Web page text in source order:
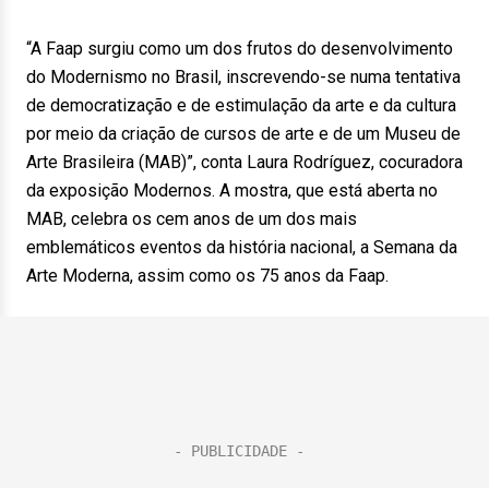
“A Faap surgiu como um dos frutos do desenvolvimento
do Modernismo no Brasil, inscrevendo-se numa tentativa
de democratização e de estimulação da arte e da cultura
por meio da criação de cursos de arte e de um Museu de
Arte Brasileira (MAB)”, conta Laura Rodríguez, cocuradora
da exposição Modernos. A mostra, que está aberta no
MAB, celebra os cem anos de um dos mais
emblemáticos eventos da história nacional, a Semana da
Arte Moderna, assim como os 75 anos da Faap.